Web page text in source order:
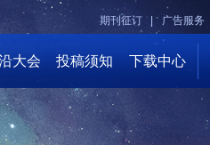
广告服务 |
期刊征订 |
大会 投稿须知 下载中心